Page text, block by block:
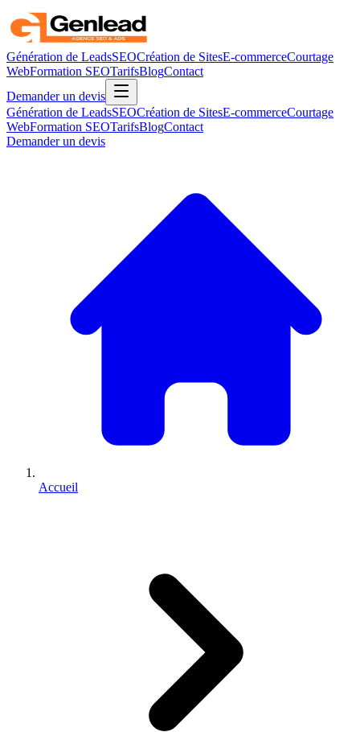
Génération de LeadsSEOCréation de SitesE-commerceCourtage
WebFormation SEOTarifsBlogContact
Demander un devis
Génération de LeadsSEOCréation de SitesE-commerceCourtage
WebFormation SEOTarifsBlogContact
Demander un devis
Accueil